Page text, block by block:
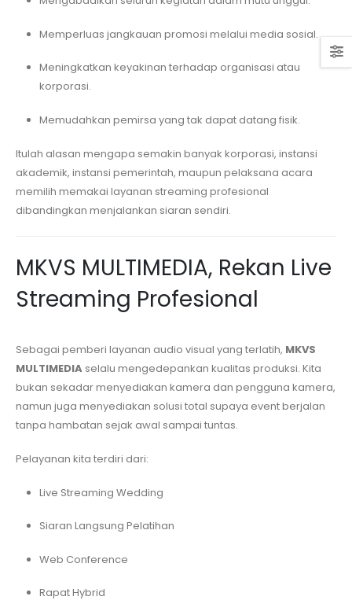
Memperluas jangkauan promosi melalui media sosial.
Meningkatkan keyakinan terhadap organisasi atau
korporasi.
Memudahkan pemirsa yang tak dapat datang fisik.
Itulah alasan mengapa semakin banyak korporasi, instansi
akademik, instansi pemerintah, maupun pelaksana acara
memilih memakai layanan streaming profesional
dibandingkan menjalankan siaran sendiri.
MKVS MULTIMEDIA, Rekan Live
Streaming Profesional
Sebagai pemberi layanan audio visual yang terlatih, MKVS
MULTIMEDIA selalu mengedepankan kualitas produksi. Kita
bukan sekadar menyediakan kamera dan pengguna kamera,
namun juga menyediakan solusi total supaya event berjalan
tanpa hambatan sejak awal sampai tuntas.
Pelayanan kita terdiri dari:
Live Streaming Wedding
Siaran Langsung Pelatihan
Web Conference
Rapat Hybrid